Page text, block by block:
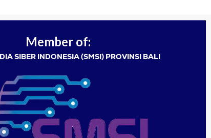
Member of:
SIBER INDONESIA (SMSI) PROVINSI BALI